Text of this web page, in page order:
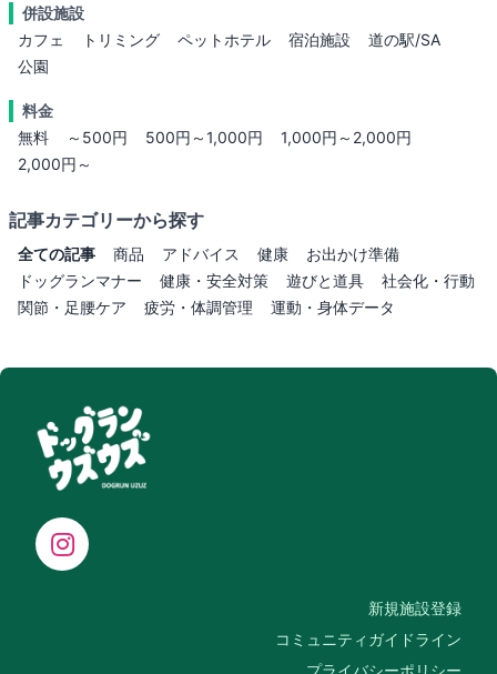
併設施設
カフェ
トリミング ペットホテル 宿泊施設
道の駅/SA
公園
料金
無料
～500円 500円～1,000円
1,000円～2,000円
2,000円～
記事カテゴリーから探す
全ての記事 商品 アドバイス 健康
お出かけ準備
ドッグランマナー
健康・安全対策 遊びと道具
社会化・行動
関節・足腰ケア
疲労・体調管理 運動・身体データ
新規施設登録
コミュニティガイドライン
プライバシーポリシー